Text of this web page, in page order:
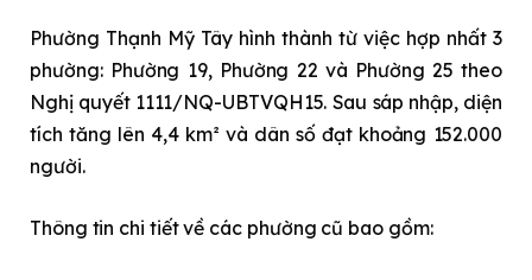
Phường Thạnh Mỹ Tây hình thành từ việc hợp nhất 3
phường: Phường 19, Phường 22 và Phường 25 theo
Nghị quyết 1111/NQ-UBTVQH15. Sau sáp nhập, diện
tích tăng lên 4,4 km² và dân số đạt khoảng 152.000
người.
Thông tin chi tiết về các phường cũ bao gồm: